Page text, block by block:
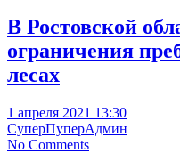
В Ростовской
ограничения
лесах
1 апреля 2021 13:30
СуперПуперАдмин
No Comments